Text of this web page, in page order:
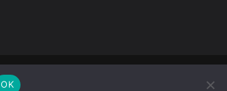
DATENSCHUTZ
OK